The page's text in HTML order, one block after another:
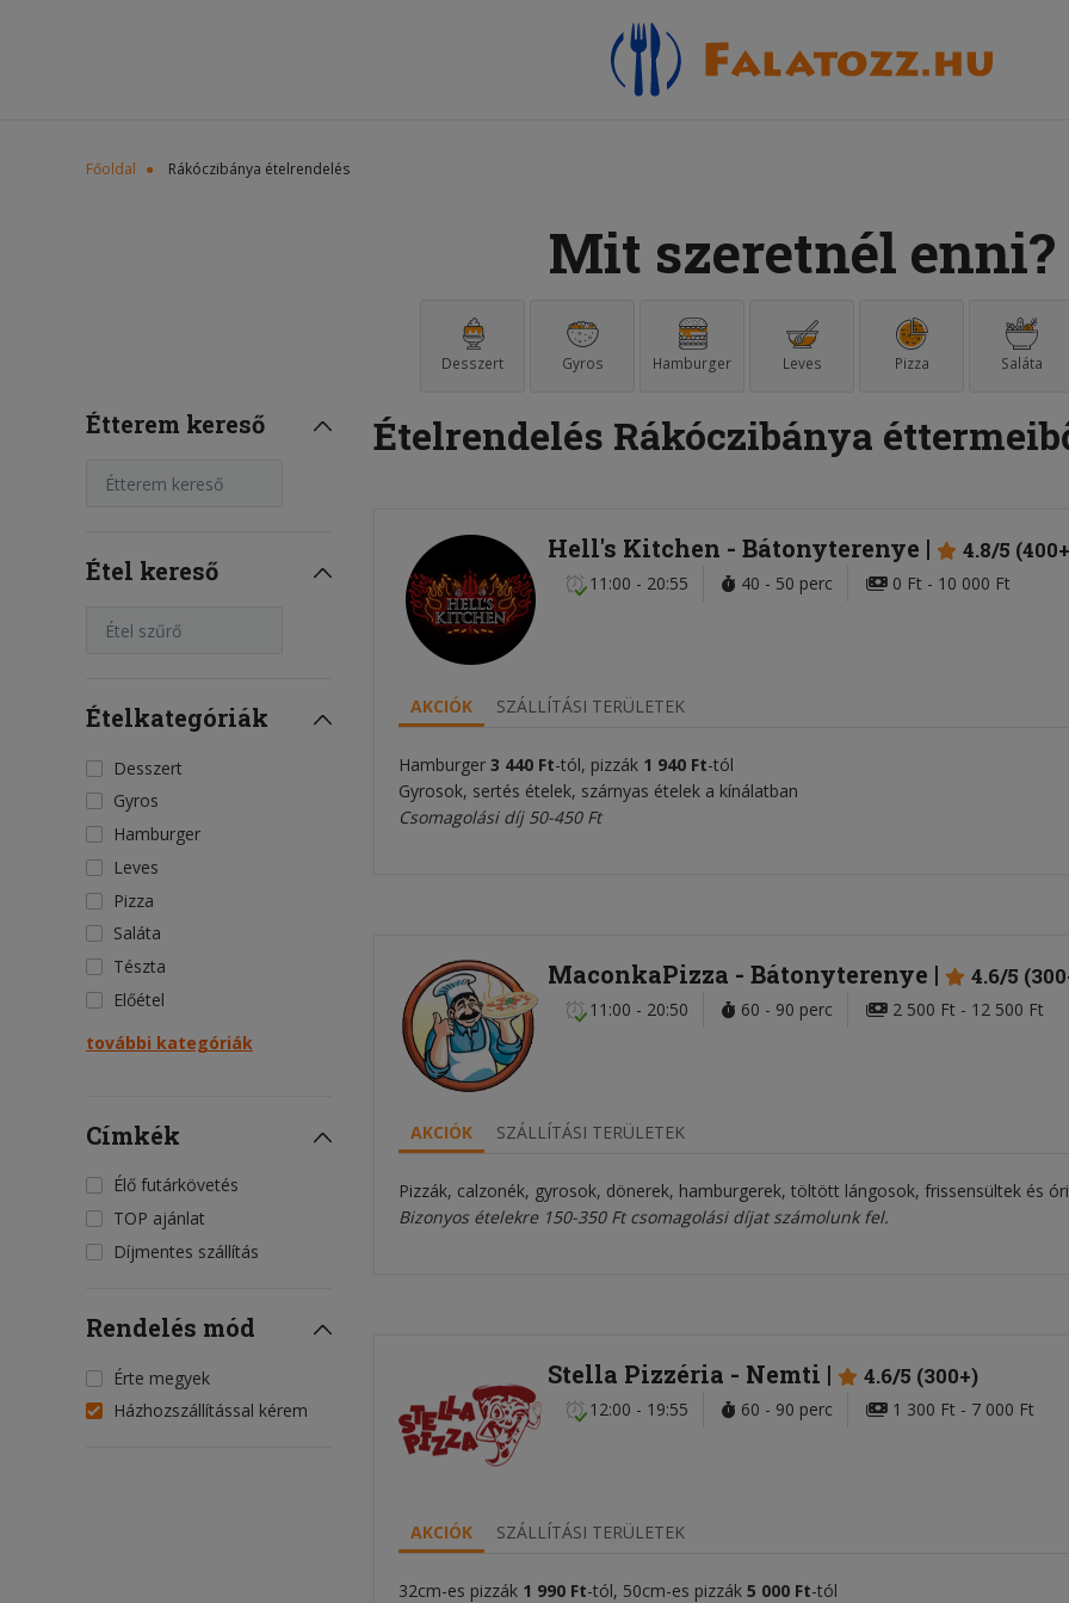
Főoldal Rákóczibánya ételrendelés
Mit szeretnél enni?
Desszert Gyros Hamburger Leves Pizza Saláta
Étterem kereső
Étterem kereső
Étel kereső
Étel szűrő
Ételkategóriák
Desszert
Gyros
Hamburger
Leves
Pizza
Saláta
Tészta
Előétel
további kategóriák
Címkék
Élő futárkövetés
TOP ajánlat
Díjmentes szállítás
Rendelés mód
Érte megyek
Házhozszállítással kérem
Ételrendelés Rákóczibánya
Hell's Kitchen - Bátonyterenye 4.8/5
11:00 - 20:55 40 - 50 perc 0 Ft - 10 000 Ft
AKCIÓK SZÁLLÍTÁSI TERÜLETEK
Hamburger 3 440 Ft-tól, pizzák 1 940 Ft-tól
Gyrosok, sertés ételek, szárnyas ételek a kínálatban
Csomagolási díj 50-450 Ft
MaconkaPizza - Bátonyterenye 4.6/5
11:00 - 20:50 60 - 90 perc 2 500 Ft - 12 500 Ft
AKCIÓK SZÁLLÍTÁSI TERÜLETEK
Pizzák, calzonék, gyrosok, dönerek, hamburgerek, töltött lángosok, frissensültek és
Bizonyos ételekre 150-350 Ft csomagolási díjat számolunk fel.
Stella Pizzéria - Nemti 4.6/5 (300+)
12:00 - 19:55 60 - 90 perc 1 300 Ft - 7 000 Ft
AKCIÓK SZÁLLÍTÁSI TERÜLETEK
32cm-es pizzák 1 990 Ft-tól, 50cm-es pizzák 5 000 Ft-tól